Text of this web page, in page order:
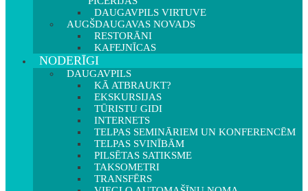
DAUGAVPILS VIRTUVE
AUGŠDAUGAVAS NOVADS
RESTORĀNI
KAFEJNĪCAS
NODERĪGI
DAUGAVPILS
KĀ ATBRAUKT?
EKSKURSIJAS
TŪRISTU GIDI
INTERNETS
TELPAS SEMINĀRIEM UN KONFERENCĒM
TELPAS SVINĪBĀM
PILSĒTAS SATIKSME
TAKSOMETRI
TRANSFĒRS